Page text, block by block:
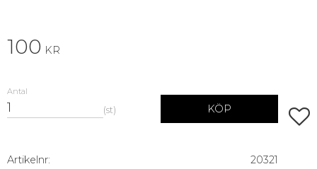
100 KR
Antal
st KÖP
Artikelnr 20321